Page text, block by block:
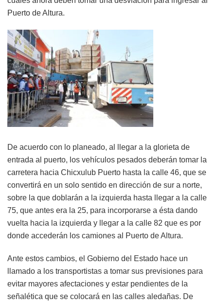
Puerto de Altura.
De acuerdo con lo planeado, al llegar a la glorieta de
entrada al puerto, los vehículos pesados deberán tomar la
carretera hacia Chicxulub Puerto hasta la calle 46, que se
convertirá en un solo sentido en dirección de sur a norte,
sobre la que doblarán a la izquierda hasta llegar a la calle
75, que antes era la 25, para incorporarse a ésta dando
vuelta hacia la izquierda y llegar a la calle 82 que es por
donde accederán los camiones al Puerto de Altura.
Ante estos cambios, el Gobierno del Estado hace un
llamado a los transportistas a tomar sus previsiones para
evitar mayores afectaciones y estar pendientes de la
señalética que se colocará en las calles aledañas. De